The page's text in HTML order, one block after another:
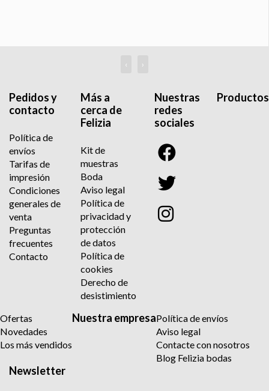
‹ ›
Pedidos y
contacto
Política de
envíos
Tarifas de
impresión
Condiciones
generales de
venta
Preguntas
frecuentes
Contacto
Más a
cerca de
Felizia
Kit de
muestras
Boda
Aviso legal
Política de
privacidad y
protección
de datos
Política de
cookies
Derecho de
desistimiento
Nuestras
redes
sociales
Productos
Ofertas
Novedades
Los más vendidos
Nuestra empresaPolítica de envíos
Aviso legal
Contacte con nosotros
Blog Felizia bodas
Newsletter